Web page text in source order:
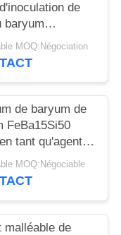
de
baryum
de silicium
MOQ:Négociation
de baryum de
FeBa15Si50
tant qu'agent
MOQ:Négociable
malléable de